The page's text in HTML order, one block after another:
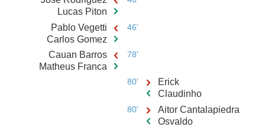
Lucas Piton
Pablo Vegetti
Carlos Gomez
46'
Cauan Barros
Matheus Franca
78'
80'
Erick
Claudinho
80'
Aitor Cantalapiedra
Osvaldo